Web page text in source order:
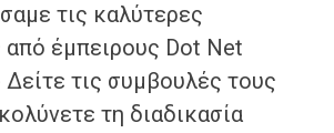
τις καλύτερες
έμπειρους Dot Net
τις συμβουλές τους
τη διαδικασία